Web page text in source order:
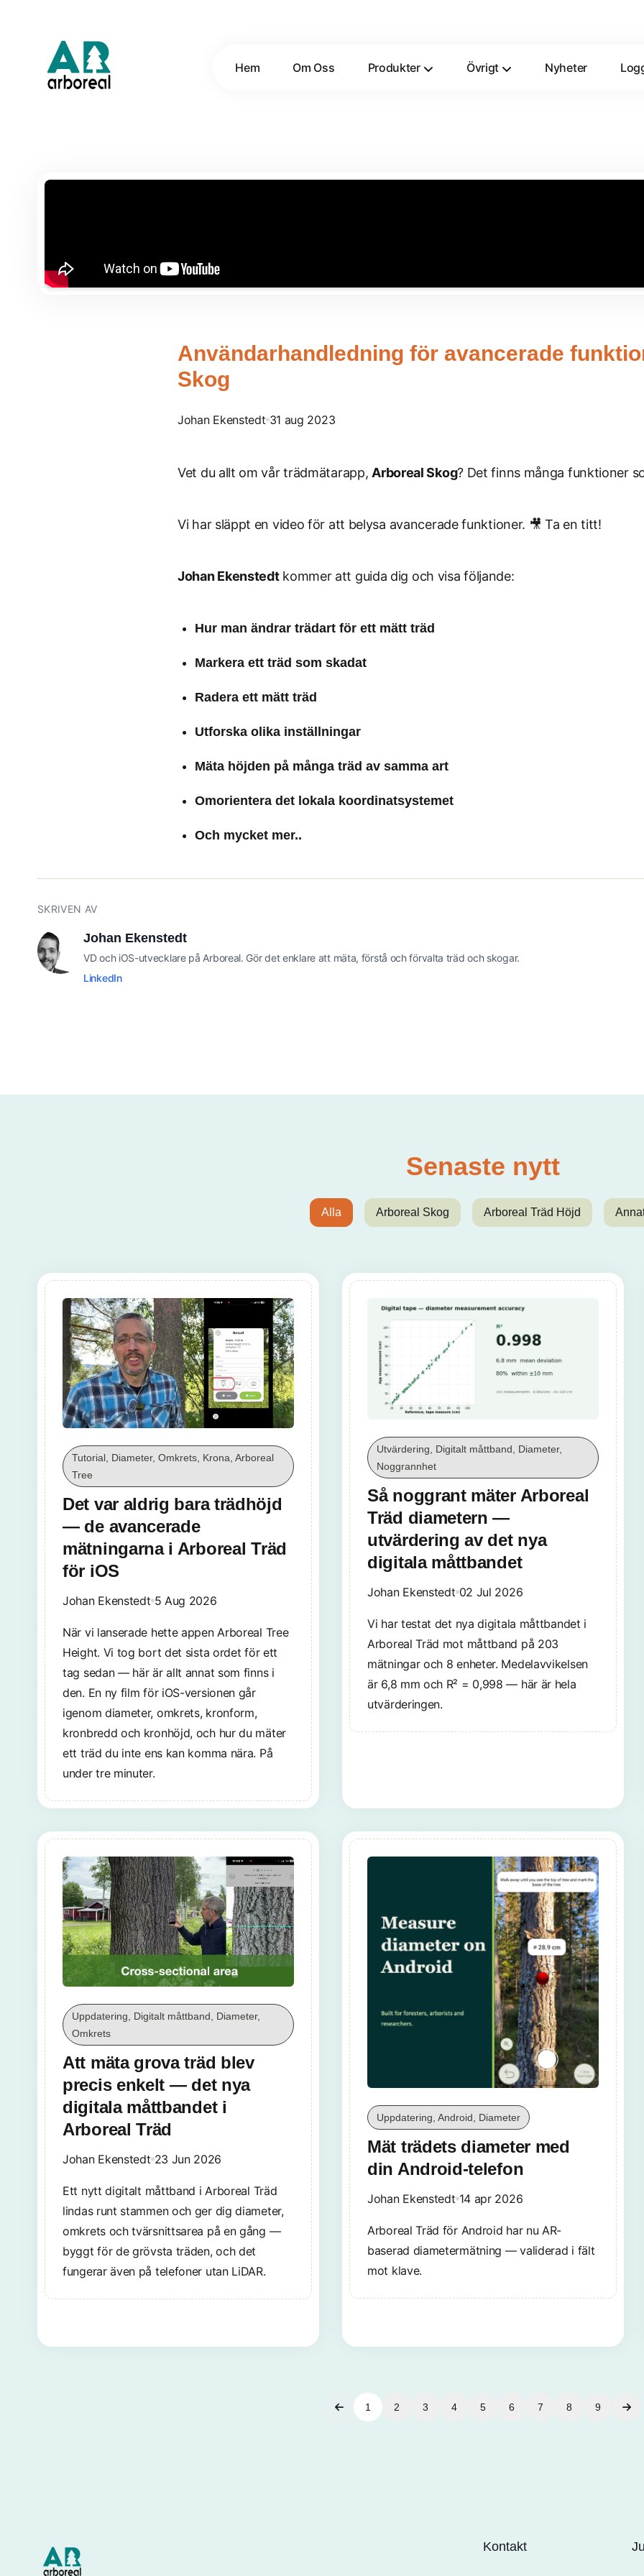
Hem Om Oss Produkter Övrigt Nyheter
Användarhandledning för avancerade
Skog
Johan Ekenstedt 31 aug 2023
Vet du allt om vår trädmätarapp, Arboreal Skog? Det finns många funktioner
Vi har släppt en video för att belysa avancerade funktioner. 🎥 Ta en titt!
Johan Ekenstedtkommer att guida dig och visa följande:
Hur man ändrar trädart för ett mätt träd
Markera ett träd som skadat
Radera ett mätt träd
Utforska olika inställningar
Mäta höjden på många träd av samma art
Omorientera det lokala koordinatsystemet
Och mycket mer..
SKRIVEN AV
Johan Ekenstedt
VD och iOS-utvecklare på Arboreal. Gör det enklare att mäta, förstå och förvalta träd och skogar.
LinkedIn
Senaste nytt
Alla Arboreal Skog Arboreal Träd Höjd
Tutorial, Diameter, Omkrets, Krona, Arboreal
Tree
Det var aldrig bara trädhöjd
— de avancerade
mätningarna i Arboreal Träd
för iOS
Johan Ekenstedt 5 Aug 2026
När vi lanserade hette appen Arboreal Tree
Height. Vi tog bort det sista ordet för ett
tag sedan — här är allt annat som finns i
den. En ny film för iOS-versionen går
igenom diameter, omkrets, kronform,
kronbredd och kronhöjd, och hur du mäter
ett träd du inte ens kan komma nära. På
under tre minuter.
Utvärdering, Digitalt måttband, Diameter,
Noggrannhet
Så noggrant mäter Arboreal
Träd diametern —
utvärdering av det nya
digitala måttbandet
Johan Ekenstedt 02 Jul 2026
Vi har testat det nya digitala måttbandet i
Arboreal Träd mot måttband på 203
mätningar och 8 enheter. Medelavvikelsen
är 6,8 mm och R² = 0,998 — här är hela
utvärderingen.
Uppdatering, Digitalt måttband, Diameter,
Omkrets
Att mäta grova träd blev
precis enkelt — det nya
digitala måttbandet i
Arboreal Träd
Johan Ekenstedt 23 Jun 2026
Ett nytt digitalt måttband i Arboreal Träd
lindas runt stammen och ger dig diameter,
omkrets och tvärsnittsarea på en gång —
byggt för de grövsta träden, och det
fungerar även på telefoner utan LiDAR.
Uppdatering, Android, Diameter
Mät trädets diameter med
din Android-telefon
Johan Ekenstedt 14 apr 2026
Arboreal Träd för Android har nu AR-
baserad diametermätning — validerad i fält
mot klave.
1 2 3 4 5 6 7 8 9
Kontakt